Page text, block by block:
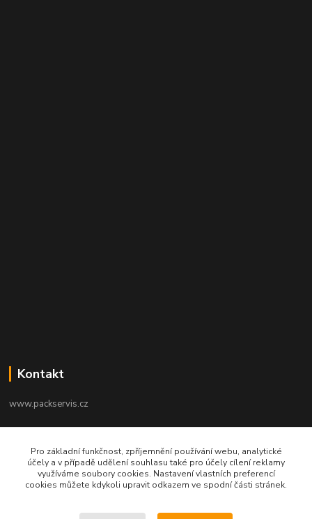
Kontakt
www.packservis.cz
Po-Pá 8.00-12.00, 13.00-16.00 hod
info@packservis.cz
Pro základní funkčnost, zpříjemnění používání webu, analytické
účely a v případě udělení souhlasu také pro účely cílení reklamy
využíváme soubory cookies. Nastavení vlastních preferencí
cookies můžete kdykoli upravit odkazem ve spodní části stránek.